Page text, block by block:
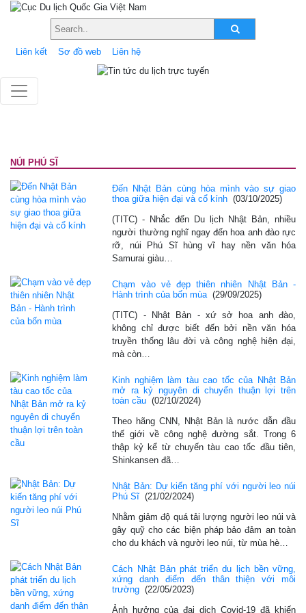
Liên kết Sơ đồ web Liên hệ
NÚI PHÚ SĨ
Đến Nhật Bản cùng hòa mình vào sự giao
thoa giữa hiện đại và cổ kính (03/10/2025)
(TITC) - Nhắc đến Du lịch Nhật Bản, nhiều
người thường nghĩ ngay đến hoa anh đào rực
rỡ, núi Phú Sĩ hùng vĩ hay nền văn hóa
Samurai giàu…
Chạm vào vẻ đẹp thiên nhiên Nhật Bản -
Hành trình của bốn mùa (29/09/2025)
(TITC) - Nhật Bản - xứ sở hoa anh đào,
không chỉ được biết đến bởi nền văn hóa
truyền thống lâu đời và công nghệ hiện đại,
mà còn…
Kinh nghiệm làm tàu cao tốc của Nhật Bản
mở ra kỷ nguyên di chuyển thuận lợi trên
toàn cầu (02/10/2024)
Theo hãng CNN, Nhật Bản là nước dẫn đầu
thế giới về công nghệ đường sắt. Trong 6
thập kỷ kể từ chuyến tàu cao tốc đầu tiên,
Shinkansen đã…
Nhật Bản: Dự kiến tăng phí với người leo núi
Phú Sĩ (21/02/2024)
Nhằm giảm độ quá tải lượng người leo núi và
gây quỹ cho các biện pháp bảo đảm an toàn
cho du khách và người leo núi, từ mùa hè…
Cách Nhật Bản phát triển du lịch bền vững,
xứng danh điểm đến thân thiện với môi
trường (22/05/2023)
Ảnh hưởng của đại dịch Covid-19 đã khiến